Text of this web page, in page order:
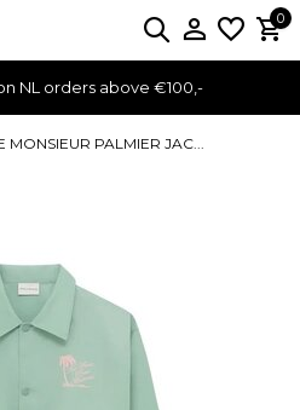
0
NL orders above €100,-
MONSIEUR PALMIER JAC...